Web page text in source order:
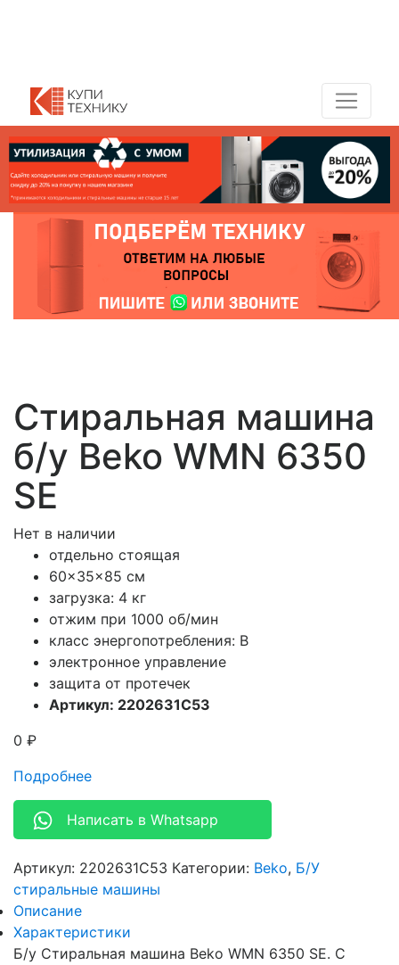
Стиральная машина
б/у Beko WMN 6350
SE
Нет в наличии
отдельно стоящая
60x35x85 см
загрузка: 4 кг
отжим при 1000 об/мин
класс энергопотребления: В
электронное управление
защита от протечек
Артикул: 2202631C53
0 ₽
Подробнее
Написать в Whatsapp
Артикул: 2202631C53 Категории: Beko, Б/У
стиральные машины
Описание
Характеристики
Б/у Стиральная машина Beko WMN 6350 SE. С